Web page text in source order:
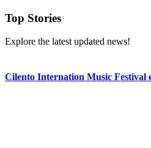
Top Stories
Explore the latest updated news!
Cilento Internation Music Festival